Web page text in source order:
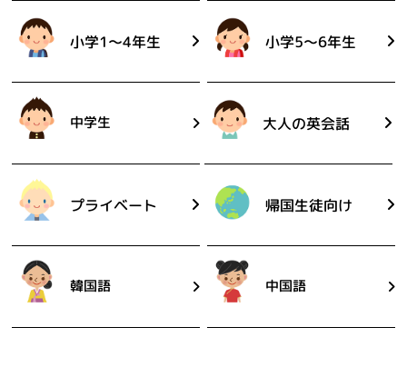
小学1〜4年生 小学5〜6年生
中学生 大人の英会話
プライベート 帰国生徒向け
韓国語 中国語